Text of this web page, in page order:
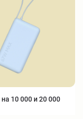
10 000 и 20 000